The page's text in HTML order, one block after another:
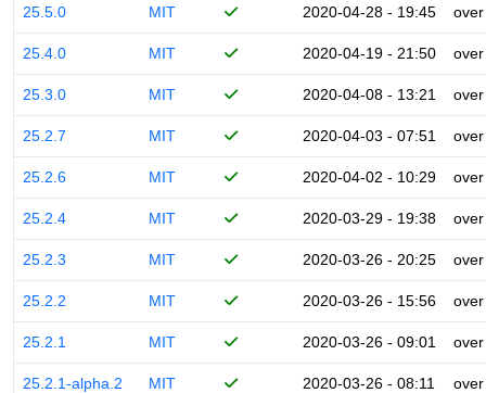
25.5.0 MIT 2020-04-28 - 19:45
25.4.0 MIT 2020-04-19 - 21:50
25.3.0 MIT 2020-04-08 - 13:21
25.2.7 MIT 2020-04-03 - 07:51
25.2.6 MIT 2020-04-02 - 10:29
25.2.4 MIT 2020-03-29 - 19:38
25.2.3 MIT 2020-03-26 - 20:25
25.2.2 MIT 2020-03-26 - 15:56
25.2.1 MIT 2020-03-26 - 09:01
25.2.1-alpha.2 MIT 2020-03-26 - 08:11